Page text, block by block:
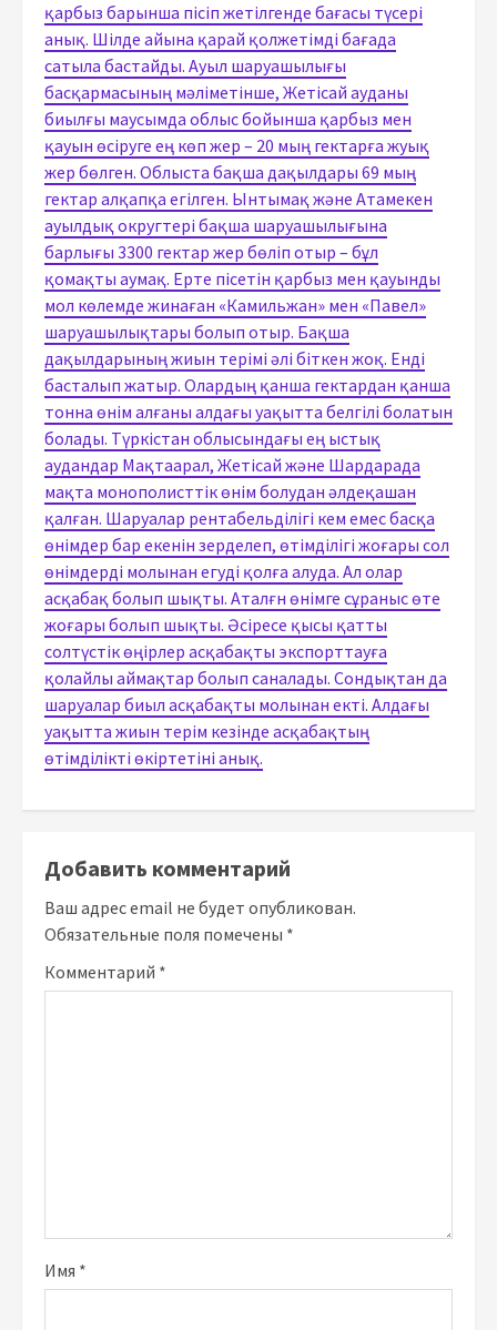
қарбыз барынша пісіп жетілгенде бағасы түсері
анық. Шілде айына қарай қолжетімді бағада
сатыла бастайды. Ауыл шаруашылығы
басқармасының мәліметінше, Жетісай ауданы
биылғы маусымда облыс бойынша қарбыз мен
қауын өсіруге ең көп жер – 20 мың гектарға жуық
жер бөлген. Облыста бақша дақылдары 69 мың
гектар алқапқа егілген. Ынтымақ және Атамекен
ауылдық округтері бақша шаруашылығына
барлығы 3300 гектар жер бөліп отыр – бұл
қомақты аумақ. Ерте пісетін қарбыз мен қауынды
мол көлемде жинаған «Камильжан» мен «Павел»
шаруашылықтары болып отыр. Бақша
дақылдарының жиын терімі әлі біткен жоқ. Енді
басталып жатыр. Олардың қанша гектардан қанша
тонна өнім алғаны алдағы уақытта белгілі болатын
болады. Түркістан облысындағы ең ыстық
аудандар Мақтаарал, Жетісай және Шардарада
мақта монополисттік өнім болудан әлдеқашан
қалған. Шаруалар рентабельділігі кем емес басқа
өнімдер бар екенін зерделеп, өтімділігі жоғары сол
өнімдерді молынан егуді қолға алуда. Ал олар
асқабақ болып шықты. Аталғн өнімге сұраныс өте
жоғары болып шықты. Әсіресе қысы қатты
солтүстік өңірлер асқабақты экспорттауға
қолайлы аймақтар болып саналады. Сондықтан да
шаруалар биыл асқабақты молынан екті. Алдағы
уақытта жиын терім кезінде асқабақтың
өтімділікті өкіртетіні анық.
Добавить комментарий
Ваш адрес email не будет опубликован.
Обязательные поля помечены *
Комментарий *
Имя *